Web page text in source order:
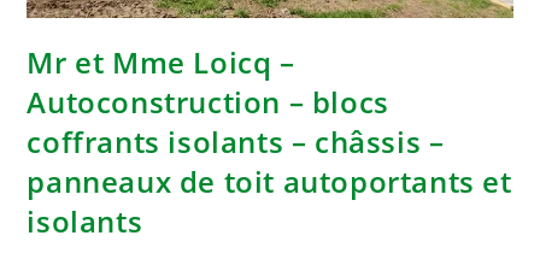
Mr et Mme Loicq –
Autoconstruction – blocs
coffrants isolants – châssis –
panneaux de toit autoportants et
isolants